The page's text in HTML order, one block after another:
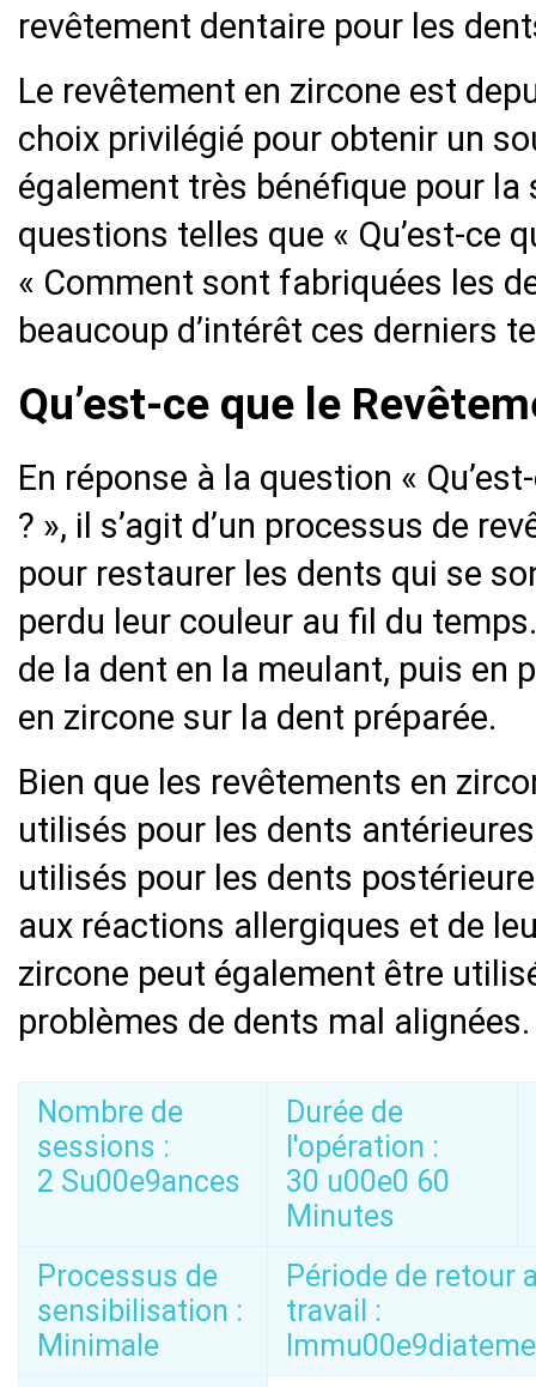
revêtement dentaire pour les
Le revêtement en zircone est
choix privilégié pour obtenir un
également très bénéfique pour
questions telles que « Qu’est-ce
« Comment sont fabriquées les
beaucoup d’intérêt ces derniers
Qu’est-ce que le
En réponse à la question «
? », il s’agit d’un processus de
pour restaurer les dents qui se
perdu leur couleur au fil du
de la dent en la meulant, puis en
en zircone sur la dent préparée.
Bien que les revêtements en
utilisés pour les dents
utilisés pour les dents
aux réactions allergiques et de
zircone peut également être
problèmes de dents mal alignées.
Nombre de
sessions :
2 Su00e9ances
Durée de
l'opération :
30 u00e0 60
Minutes
Processus de
sensibilisation :
Minimale
Période de retour
travail :